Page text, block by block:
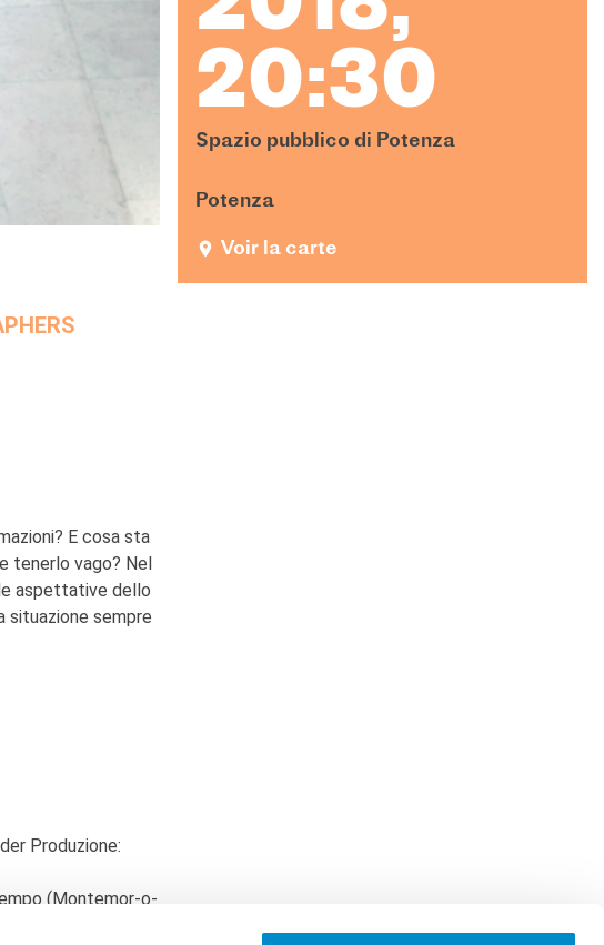
E cosa sta
vago? Nel
aspettative dello
situazione sempre
Produzione:
(Montemor-o-
20:30
Spazio pubblico di Potenza
Potenza
Voir la carte